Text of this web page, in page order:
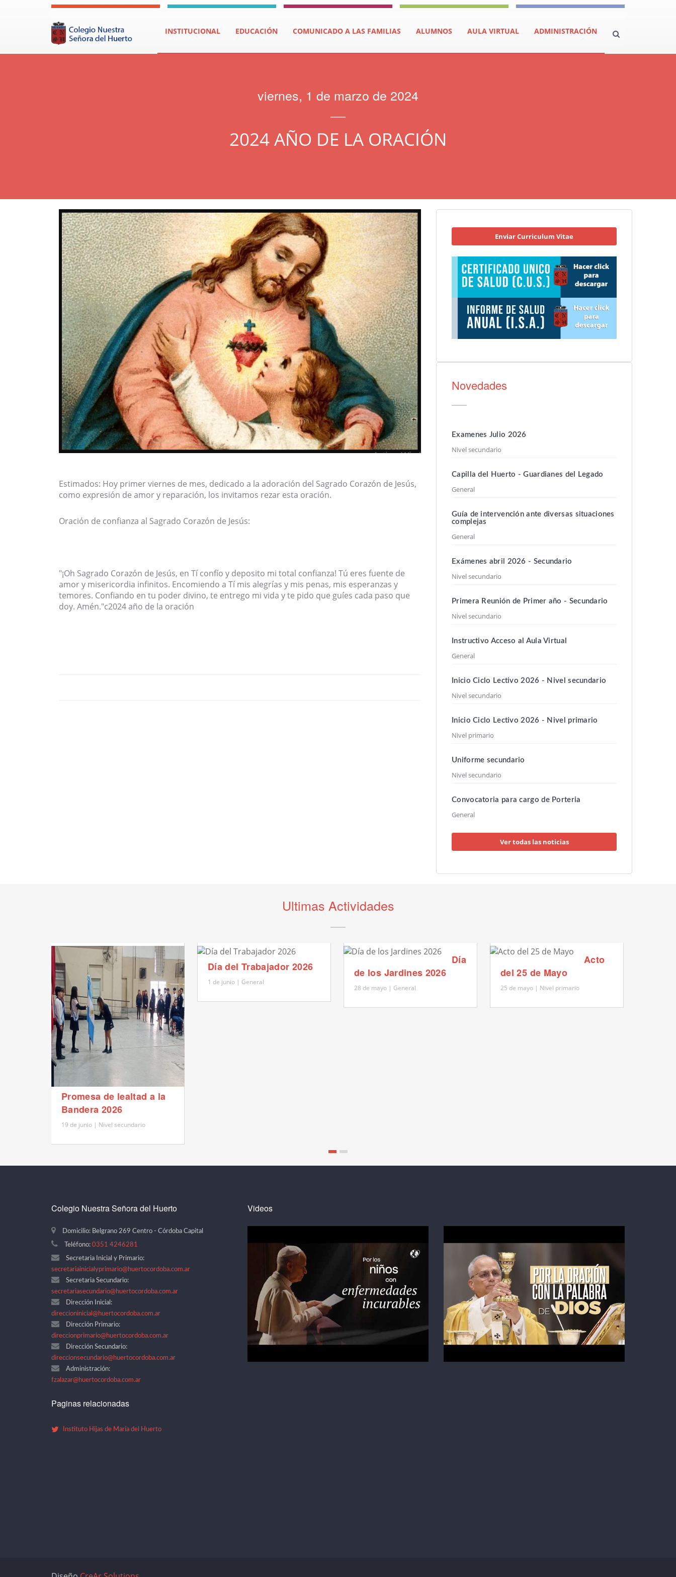
INSTITUCIONAL EDUCACIÓN COMUNICADO A LAS FAMILIAS ALUMNOS AULA VIRTUAL ADMINISTRACIÓN
viernes, 1 de marzo de 2024
2024 AÑO DE LA ORACIÓN
Estimados: Hoy primer viernes de mes, dedicado a la adoración del Sagrado Corazón de Jesús,
como expresión de amor y reparación, los invitamos rezar esta oración.
Oración de confianza al Sagrado Corazón de Jesús:
"¡Oh Sagrado Corazón de Jesús, en Tí confío y deposito mi total confianza! Tú eres fuente de
amor y misericordia infinitos. Encomiendo a Tí mis alegrías y mis penas, mis esperanzas y
temores. Confiando en tu poder divino, te entrego mi vida y te pido que guíes cada paso que
doy. Amén."c2024 año de la oración
Enviar Curriculum Vitae
Novedades
Examenes Julio 2026
Nivel secundario
Capilla del Huerto - Guardianes del Legado
General
Guía de intervención ante diversas situaciones
complejas
General
Exámenes abril 2026 - Secundario
Nivel secundario
Primera Reunión de Primer año - Secundario
Nivel secundario
Instructivo Acceso al Aula Virtual
General
Inicio Ciclo Lectivo 2026 - Nivel secundario
Nivel secundario
Inicio Ciclo Lectivo 2026 - Nivel primario
Nivel primario
Uniforme secundario
Nivel secundario
Convocatoria para cargo de Porteria
General
Ver todas las noticias
Ultimas Actividades
Promesa de lealtad a la
Bandera 2026
19 de junio | Nivel secundario
Día del Trabajador 2026
1 de junio | General
Día
de los Jardines 2026
28 de mayo | General
Acto
del 25 de Mayo
25 de mayo | Nivel primario
Colegio Nuestra Señora del Huerto
Domicilio: Belgrano 269 Centro - Córdoba Capital
Teléfono: 0351 4246281
Secretaria Inicial y Primario:
secretariainicialyprimario@huertocordoba.com.ar
Secretaria Secundario:
secretariasecundario@huertocordoba.com.ar
Dirección Inicial:
direccioninicial@huertocordoba.com.ar
Dirección Primario:
direccionprimario@huertocordoba.com.ar
Dirección Secundario:
direccionsecundario@huertocordoba.com.ar
Administración:
fzalazar@huertocordoba.com.ar
Paginas relacionadas
Instituto Hijas de María del Huerto
Videos